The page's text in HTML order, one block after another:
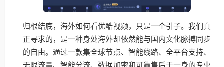
归根结底，海外如何看优酷视频，只是一个引子。我们真
正寻求的，是一种身处海外却依然能与国内文化脉搏同步
的自由。通过一款集全球节点、智能线路、全平台支持、
无限流量、智能分流、数据加密和可靠售后于一身的专业